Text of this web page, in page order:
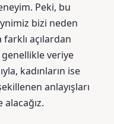
Peki, bu
bizi neden
farklı açılardan
genellikle veriye
kadınların ise
anlayışları